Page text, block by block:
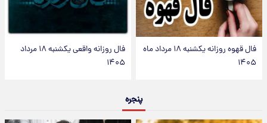
فال قهوه روزانه یکشنبه ۱۸ مرداد ماه
۱۴۰۵
فال روزانه واقعی یکشنبه ۱۸ مرداد
۱۴۰۵
پنجره